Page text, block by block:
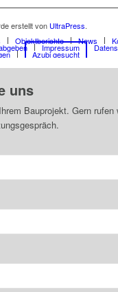
erstellt von UltraPress.
Objektberichte News
Impressum
Azubi gesucht
uns
Bauprojekt. Gern